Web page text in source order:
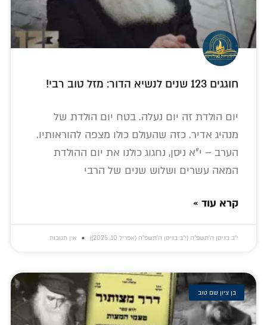
חוגגים 123 שנים לנשיא הדור: מזל טוב רבי!
יום הולדת זה יום נעלה. בטח יום הולדת של
מנהיג אדיר. כזה שהעולם כולו מצפה להוראותיו.
הערב – י"א ניסן, נחגוג כולנו את יום ההולדת
המאה עשרים ושלוש שנים של הרבי
קרא עוד »
י״ב בניסן ה׳תשפ״ה (י״ב בניסן ה׳תשפ״ה (אפריל 10, 2025)) אין תגובות
בן ציון שם טוב